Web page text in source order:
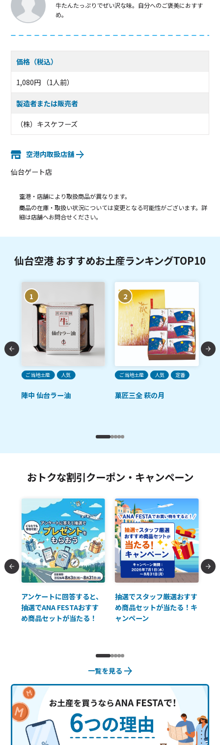
牛たんたっぷりでぜい沢な味。自分へのご褒美におすす
め。
価格（税込）
1,080円 （1人前）
製造者または販売者
（株）キスケフーズ
空港内取扱店舗
仙台ゲート店
空港・店舗により取扱商品が異なります。
商品の在庫・取扱い状況については変更となる可能性がございます。詳
細は店舗へお問合せください。
仙台空港 おすすめお土産ランキングTOP10
1
ご当地土産 人気
陣中 仙台ラー油
2
ご当地土産 人気 定番
菓匠三全 萩の月
おトクな割引クーポン・キャンペーン
アンケートに回答すると、
抽選でANA FESTAおすす
め商品セットが当たる！
抽選でスタッフ厳選おすす
め商品セットが当たる！キ
ャンペーン
一覧を見る